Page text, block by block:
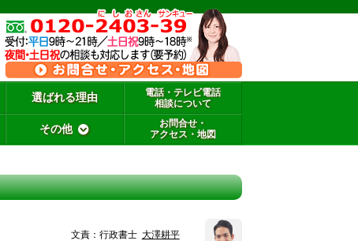
選ばれる理由
電話・テレビ電話
相談について
その他
お問合せ・
アクセス・地図
文責： 行政書士 大澤耕平